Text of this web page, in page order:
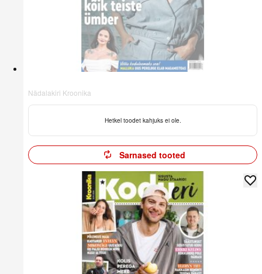
Nädalakiri Kroonika
Hetkel toodet kahjuks ei ole.
Sarnased tooted